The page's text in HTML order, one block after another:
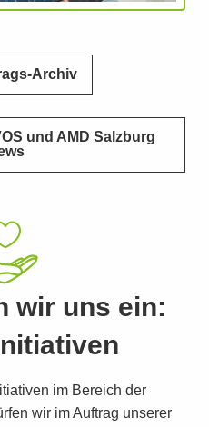
Archiv
und AMD Salzburg
wir uns ein:
im Bereich der
wir im Auftrag unserer